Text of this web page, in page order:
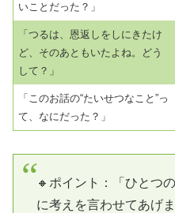
いことだった？」
「つるは、恩返しをしにきたけ
ど、そのあともいたよね。どう
して？」
「このお話の“たいせつなこと”っ
て、なにだった？」
🔸ポイント：「ひとつ
に考えを言わせてあげま